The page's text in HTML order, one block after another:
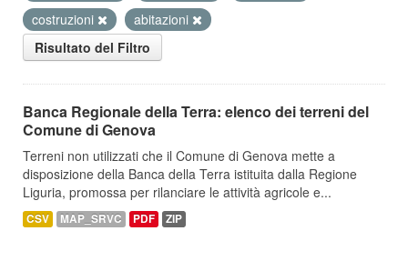
costruzioni
abitazioni
Risultato del Filtro
Banca Regionale della Terra: elenco dei terreni del
Comune di Genova
Terreni non utilizzati che il Comune di Genova mette a
disposizione della Banca della Terra istituita dalla Regione
Liguria, promossa per rilanciare le attività agricole e...
CSV MAP_SRVC PDF ZIP